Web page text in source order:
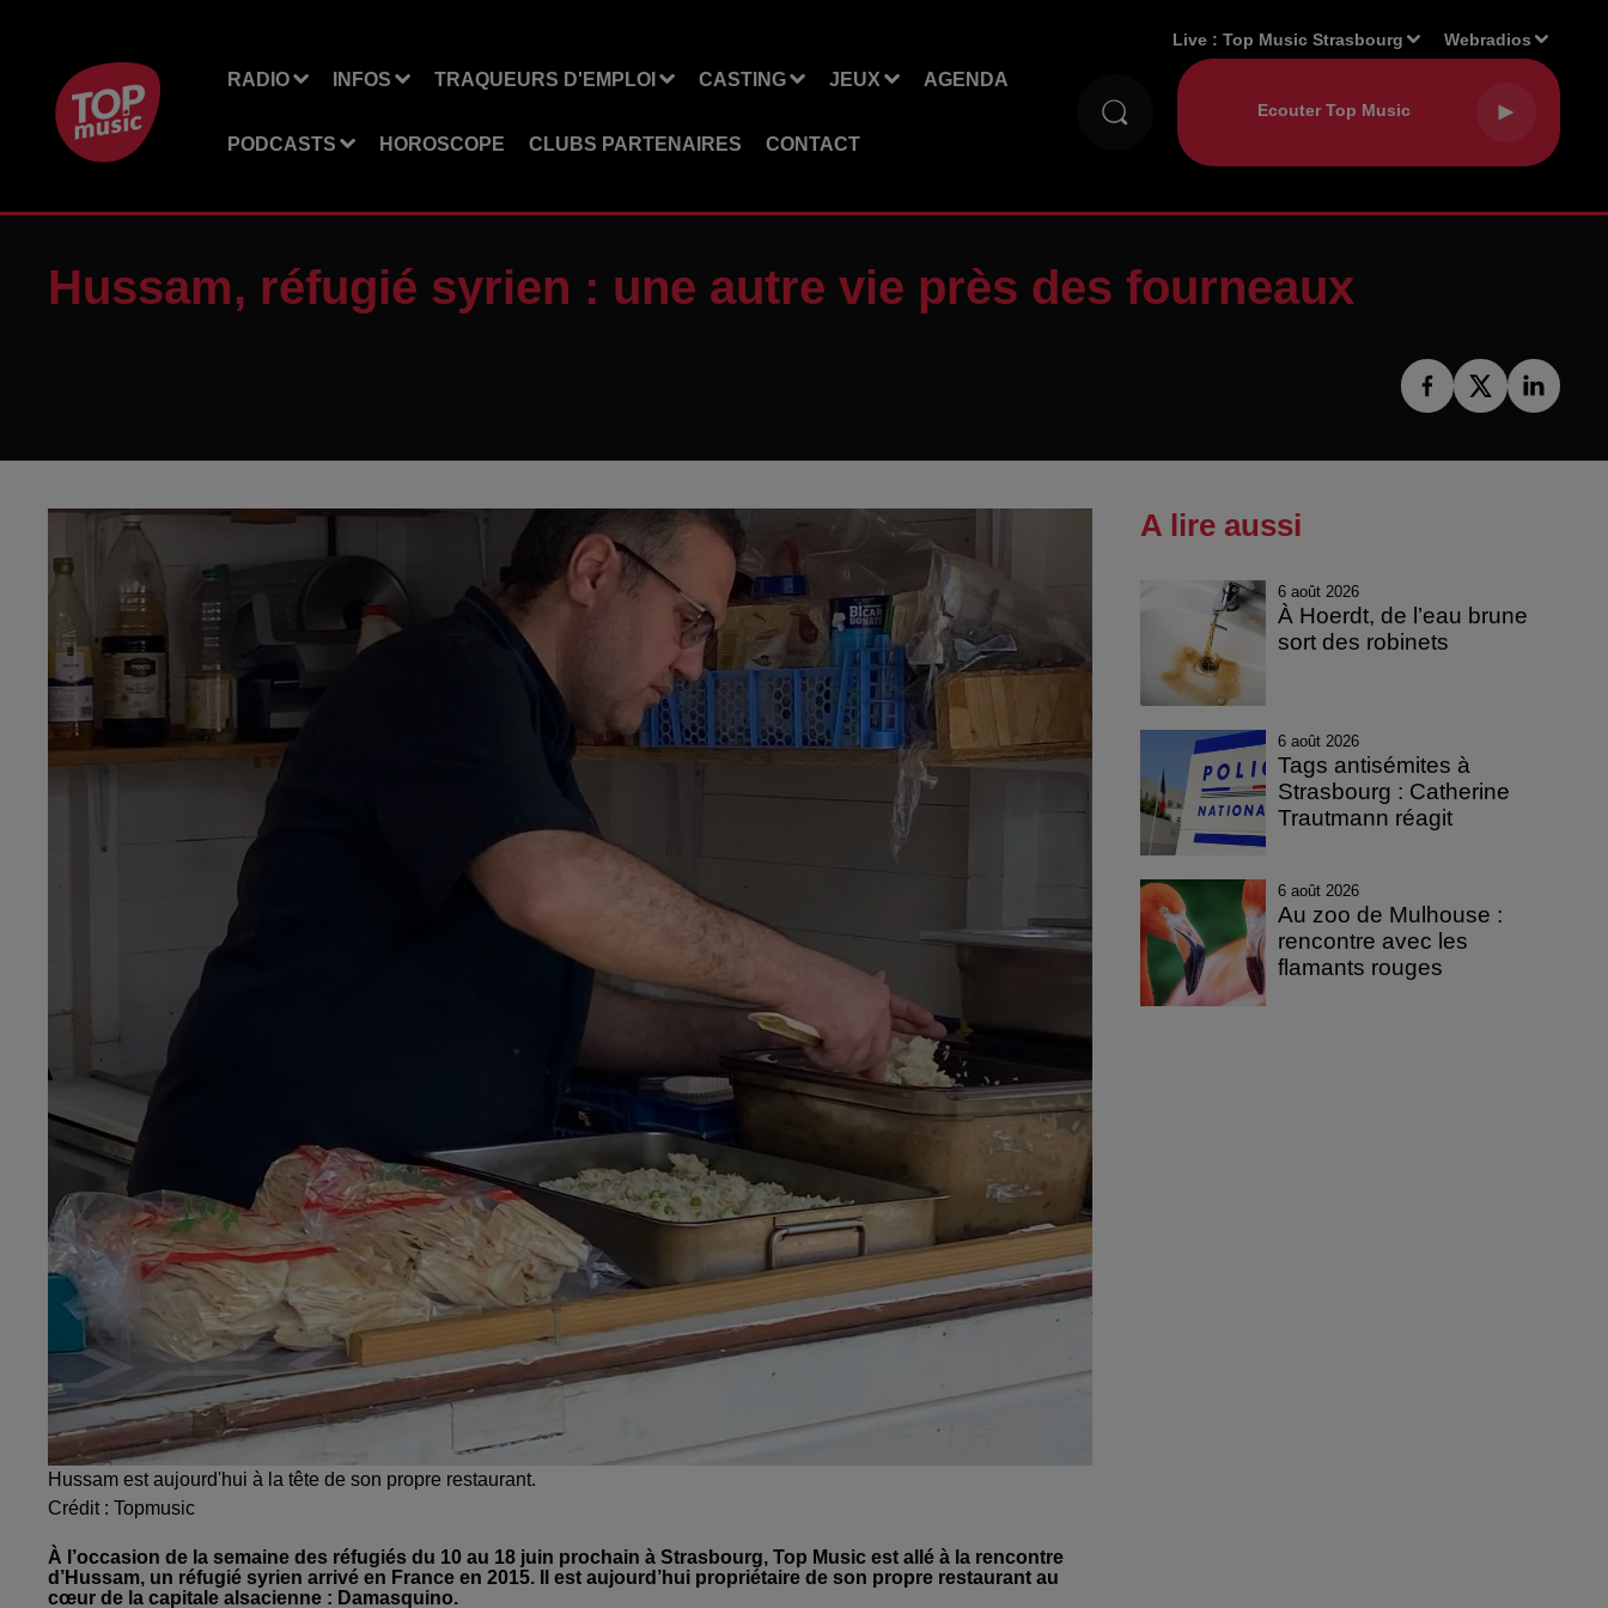
RADIO INFOS TRAQUEURS D'EMPLOI CASTING JEUX AGENDA
PODCASTS HOROSCOPE CLUBS PARTENAIRES CONTACT
Live :Top Music Strasbourg Webradios
Hussam, réfugié syrien : une autre vie près des fourneaux
Hussam est aujourd'hui à la tête de son propre restaurant.
Crédit : Topmusic
À l’occasion de la semaine des réfugiés du 10 au 18 juin prochain à Strasbourg, Top Music est allé à la rencontre
d’Hussam, un réfugié syrien arrivé en France en 2015. Il est aujourd’hui propriétaire de son propre restaurant au
cœur de la capitale alsacienne : Damasquino.
A lire aussi
6 août 2026
À Hoerdt, de l’eau brune
sort des robinets
6 août 2026
Tags antisémites à
Strasbourg : Catherine
Trautmann réagit
6 août 2026
Au zoo de Mulhouse :
rencontre avec les
flamants rouges